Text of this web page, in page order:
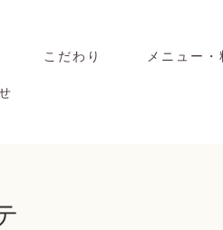
こだわり メニュー・